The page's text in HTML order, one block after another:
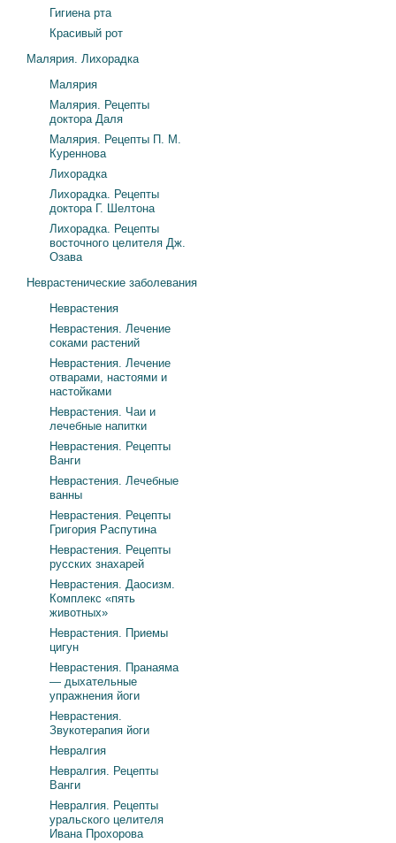
Гигиена рта
Красивый рот
Малярия. Лихорадка
Малярия
Малярия. Рецепты
доктора Даля
Малярия. Рецепты П. М.
Куреннова
Лихорадка
Лихорадка. Рецепты
доктора Г. Шелтона
Лихорадка. Рецепты
восточного целителя Дж.
Озава
Неврастенические заболевания
Неврастения
Неврастения. Лечение
соками растений
Неврастения. Лечение
отварами, настоями и
настойками
Неврастения. Чаи и
лечебные напитки
Неврастения. Рецепты
Ванги
Неврастения. Лечебные
ванны
Неврастения. Рецепты
Григория Распутина
Неврастения. Рецепты
русских знахарей
Неврастения. Даосизм.
Комплекс «пять
животных»
Неврастения. Приемы
цигун
Неврастения. Пранаяма
— дыхательные
упражнения йоги
Неврастения.
Звукотерапия йоги
Невралгия
Невралгия. Рецепты
Ванги
Невралгия. Рецепты
уральского целителя
Ивана Прохорова